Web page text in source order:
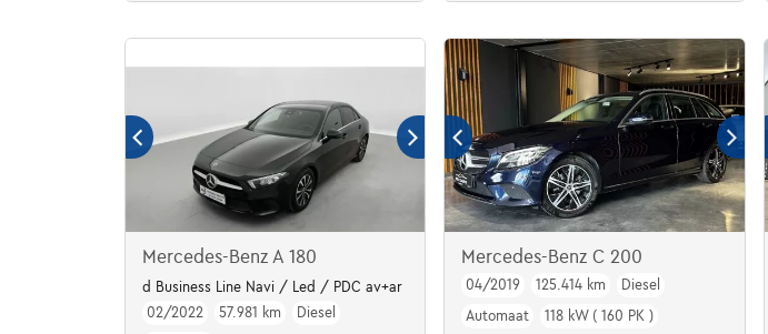
Mercedes-Benz A 180
d Business Line Navi / Led / PDC av+ar
02/2022
57.981 km
Diesel
Mercedes-Benz C 200
04/2019 125.414 km
Diesel
Automaat
118 kW ( 160 PK )